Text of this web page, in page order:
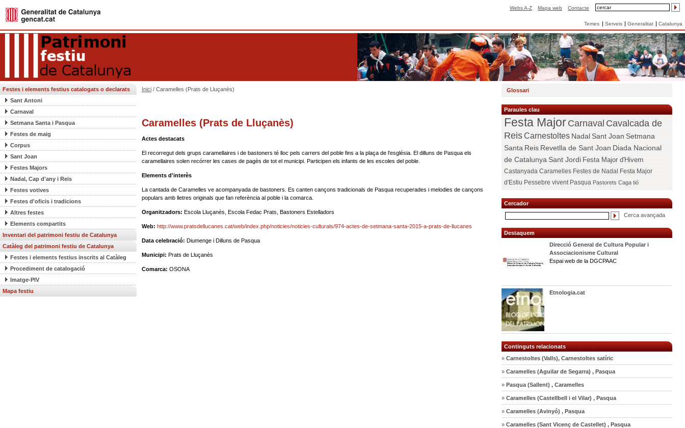
Webs A-Z Mapa web Contacte
Temes Serveis Generalitat Catalunya
Festes i elements festius catalogats o declarats
Sant Antoni
Carnaval
Setmana Santa i Pasqua
Festes de maig
Corpus
Sant Joan
Festes Majors
Nadal, Cap d'any i Reis
Festes votives
Festes d'oficis i tradicions
Altres festes
Elements compartits
Inventari del patrimoni festiu de Catalunya
Catàleg del patrimoni festiu de Catalunya
Festes i elements festius inscrits al Catàleg
Procediment de catalogació
Imatge-PIV
Mapa festiu
Inici/ Caramelles (Prats de Lluçanès)
Caramelles (Prats de Lluçanès)
Actes destacats
El recorregut dels grups caramellaires i de bastoners té lloc pels carrers del poble fins a la plaça de l'església. El dilluns de Pasqua els
caramellaires solen recórrer les cases de pagès de tot el municipi. Participen els infants de les escoles del poble.
Elements d'interès
La cantada de Caramelles ve acompanyada de bastoners. Es canten cançons tradicionals de Pasqua recuperades i melodies de cançons
populars amb lletres originals que fan referència al poble i la comarca.
Organitzadors: Escola Lluçanès, Escola Fedac Prats, Bastoners Estelladors
Web: http://www.pratsdellucanes.cat/web/index.php/noticies/noticies-culturals/974-actes-de-setmana-santa-2015-a-prats-de-llucanes
Data celebració: Diumenge i Dilluns de Pasqua
Municipi: Prats de Lluçanès
Comarca: OSONA
Glossari
Paraules clau
Festa MajorCarnavalCavalcada de
ReisCarnestoltesNadalSant JoanSetmana
SantaReisRevetlla de Sant JoanDiada Nacional
de CatalunyaSant Jordi Festa Major d'Hivern
Castanyada Caramelles Festes de Nadal Festa Major
d'Estiu Pessebre vivent Pasqua Pastorets Caga tió
Cercador
Cerca avançada
Destaquem
Direcció General de Cultura Popular i
Associacionisme Cultural
Espai web de la DGCPAAC
Etnologia.cat
Continguts relacionats
» Carnestoltes (Valls), Carnestoltes satíric
» Caramelles (Aguilar de Segarra) , Pasqua
» Pasqua (Sallent) , Caramelles
» Caramelles (Castellbell i el Vilar) , Pasqua
» Caramelles (Avinyó) , Pasqua
» Caramelles (Sant Vicenç de Castellet) , Pasqua